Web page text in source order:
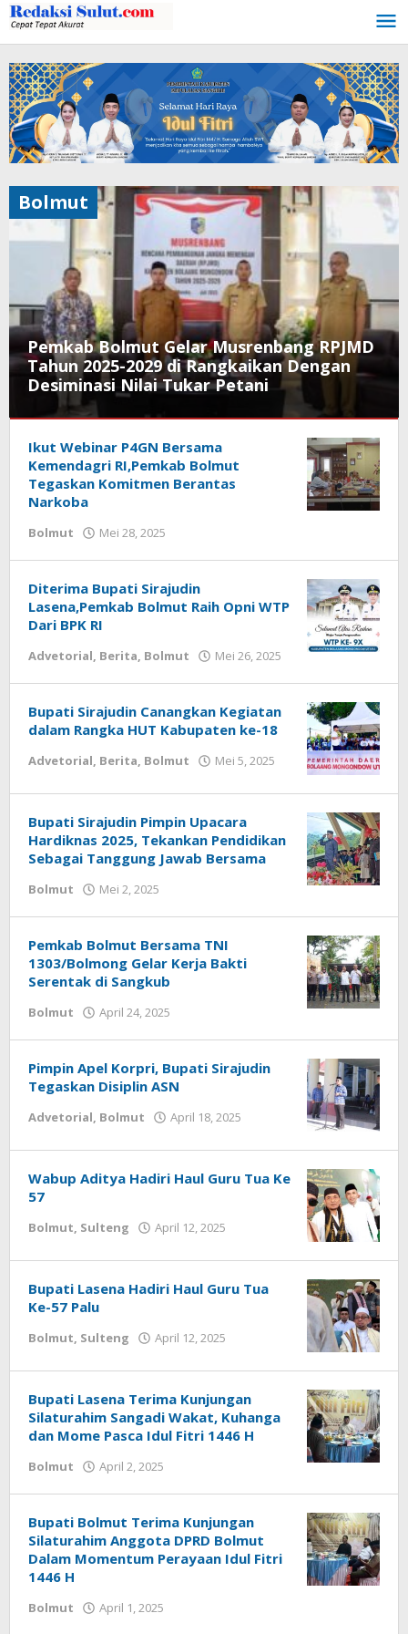
Lewati
ke
konten
Pemkab Bolmut Gelar Musrenbang RPJMD
Tahun 2025-2029 di Rangkaikan Dengan
Desiminasi Nilai Tukar Petani
2025
Iskelson
Bolmut
Ikut Webinar P4GN Bersama
Kemendagri RI,Pemkab Bolmut
Tegaskan Komitmen Berantas
Narkoba
Bolmut Mei 28, 2025
Diterima Bupati Sirajudin
Lasena,Pemkab Bolmut Raih Opni WTP
Dari BPK RI
Advetorial, Berita, Bolmut Mei 26, 2025
oleh
Bupati Sirajudin Canangkan Kegiatan
dalam Rangka HUT Kabupaten ke-18
Advetorial, Berita, Bolmut Mei 5, 2025
oleh
redaksisulut
Bupati Sirajudin Pimpin Upacara
Hardiknas 2025, Tekankan Pendidikan
Sebagai Tanggung Jawab Bersama
Bolmut Mei 2, 2025
Pemkab Bolmut Bersama TNI
1303/Bolmong Gelar Kerja Bakti
Serentak di Sangkub
Bolmut April 24, 2025
Pimpin Apel Korpri, Bupati Sirajudin
Tegaskan Disiplin ASN
Advetorial, Bolmut April 18, 2025
redaksisulut
Wabup Aditya Hadiri Haul Guru Tua Ke
57
Bolmut, Sulteng April 12, 2025
Babay
Bupati Lasena Hadiri Haul Guru Tua
Ke-57 Palu
Bolmut, Sulteng April 12, 2025
Babay
Bupati Lasena Terima Kunjungan
Silaturahim Sangadi Wakat, Kuhanga
dan Mome Pasca Idul Fitri 1446 H
Bolmut April 2, 2025
Bupati Bolmut Terima Kunjungan
Silaturahim Anggota DPRD Bolmut
Dalam Momentum Perayaan Idul Fitri
1446 H
Bolmut April 1, 2025